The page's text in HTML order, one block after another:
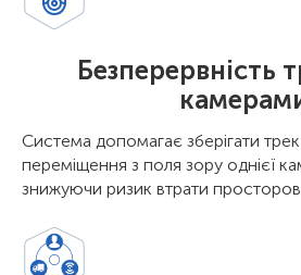
Безперервність
Система допомагає зберігати
переміщення з поля зору однієї
знижуючи ризик втрати